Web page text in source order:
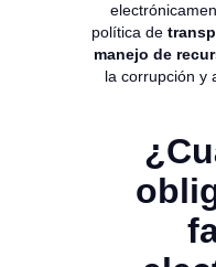
política de
manejo de
la corrupción y